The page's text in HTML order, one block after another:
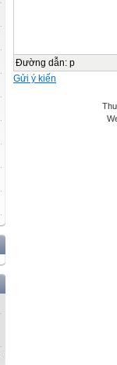
Đường dẫn: p
Gửi ý kiến